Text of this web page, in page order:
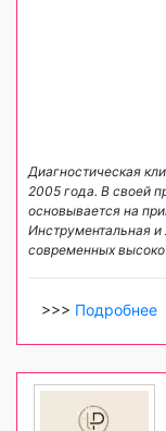
Диагностическая
2005 года. В своей
основывается на
Инструментальная и
современных
>>> Подробнее